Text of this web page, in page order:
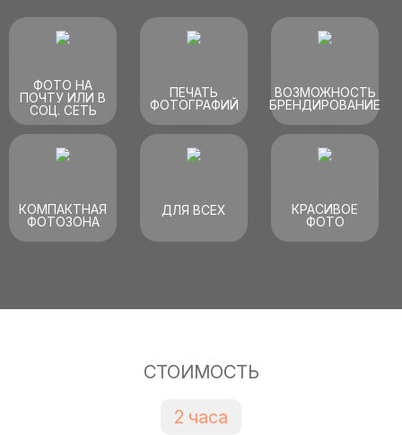
ФОТО НА
ПОЧТУ ИЛИ В
СОЦ. СЕТЬ
ПЕЧАТЬ
ФОТОГРАФИЙ
ВОЗМОЖНОСТЬ
БРЕНДИРОВАНИЕ
КОМПАКТНАЯ
ФОТОЗОНА
ДЛЯ ВСЕХ
КРАСИВОЕ
ФОТО
СТОИМОСТЬ
2 часа